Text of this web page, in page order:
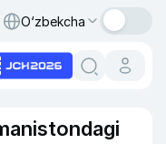
O‘zbekcha